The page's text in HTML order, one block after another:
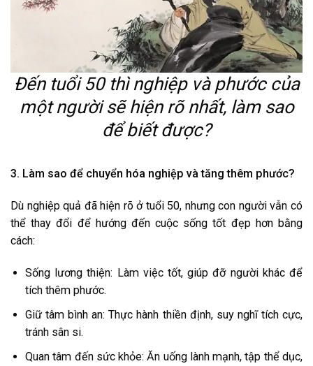
Đến tuổi 50 thì nghiệp và phước của
một người sẽ hiện rõ nhất, làm sao
để biết được?
3. Làm sao để chuyển hóa nghiệp và tăng thêm phước?
Dù nghiệp quả đã hiện rõ ở tuổi 50, nhưng con người vẫn có
thể thay đổi để hướng đến cuộc sống tốt đẹp hơn bằng
cách:
Sống lương thiện: Làm việc tốt, giúp đỡ người khác để
tích thêm phước.
Giữ tâm bình an: Thực hành thiền định, suy nghĩ tích cực,
tránh sân si.
Quan tâm đến sức khỏe: Ăn uống lành mạnh, tập thể dục,